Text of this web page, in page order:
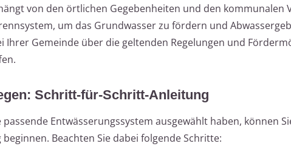
von den örtlichen Gegebenheiten und den kommunalen
um das Grundwasser zu fördern und
Ihrer Gemeinde über die geltenden Regelungen und
Schritt-für-Schritt-Anleitung
Entwässerungssystem ausgewählt haben, können
Beachten Sie dabei folgende Schritte: